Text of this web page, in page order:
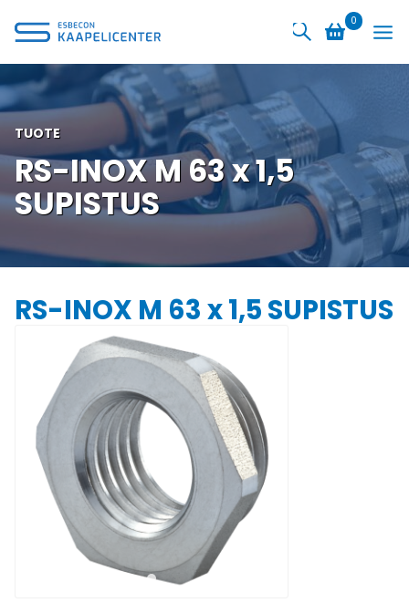
sisältöön
0
TUOTE
RS-INOX M 63 x 1,5
SUPISTUS
RS-INOX M 63 x 1,5 SUPISTUS